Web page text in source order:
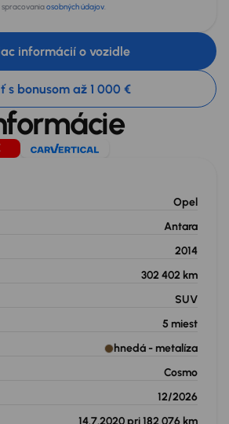
spracovaniaosobných údajov.
informácií o vozidle
s bonusom až 1 000 €
Opel
Antara
2014
302 402 km
SUV
5 miest
hnedá - metalíza
Cosmo
12/2026
14.7.2020 pri 182 076 km